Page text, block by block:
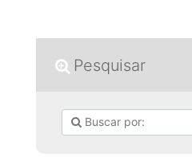
Pesquisar